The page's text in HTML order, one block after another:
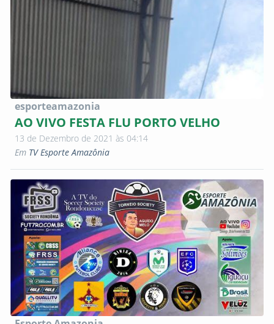
esporteamazonia
AO VIVO FESTA FLU PORTO VELHO
13 de Dezembro de 2021 às 04:14
Em TV Esporte Amazônia